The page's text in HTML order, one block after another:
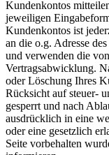
Kundenkontos
jeweiligen
Kundenkontos ist
an die o.g. Adresse
und verwenden die
Vertragsabwicklung.
oder Löschung Ihres
Rücksicht auf steuer-
gesperrt und nach
ausdrücklich in eine
oder eine gesetzlich
Seite vorbehalten